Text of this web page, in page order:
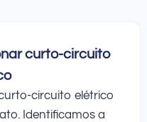
curto-circuito
circuito elétrico
Identificamos a